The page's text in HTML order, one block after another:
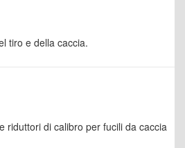
tiro e della caccia.
riduttori di calibro per fucili da caccia